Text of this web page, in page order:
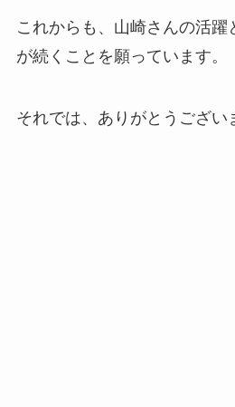
これからも、山崎さんの活躍
が続くことを願っています。
それでは、ありがとうござい